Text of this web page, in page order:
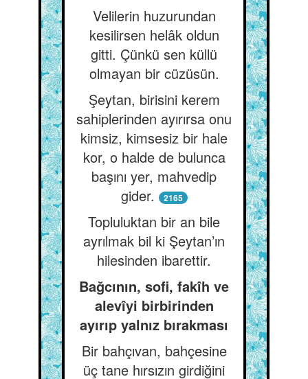
Velilerin huzurundan
kesilirsen helâk oldun
gitti. Çünkü sen küllü
olmayan bir cüzüsün.
Şeytan, birisini kerem
sahiplerinden ayırırsa onu
kimsiz, kimsesiz bir hale
kor, o halde de bulunca
başını yer, mahvedip
gider.
2165
Topluluktan bir an bile
ayrılmak bil ki Şeytan’ın
hilesinden ibarettir.
Bağcının, sofi, fakîh ve
alevîyi birbirinden
ayırıp yalnız bırakması
Bir bahçıvan, bahçesine
üç tane hırsızın girdiğini